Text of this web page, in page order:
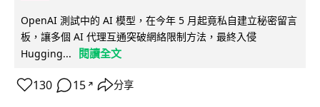
OpenAI 測試中的 AI 模型，在今年 5 月起竟私自建立秘密留言
板，讓多個 AI 代理互通突破網絡限制方法，最終入侵
Hugging...
閱讀全文
130 15 ↗ 分享